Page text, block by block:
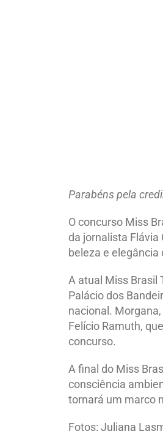
Parabéns pela
O concurso Miss
da jornalista
beleza e
A atual Miss Brasil
Palácio dos
nacional.
Felício Ramuth,
concurso.
A final do Miss
consciência
tornará um marco
Fotos: Juliana